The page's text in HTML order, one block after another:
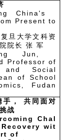
China's
Present to
旦大学文科资
院长 张 军
Jun,
Professor of
and Social
of School
Fudan
手， 共同面对
战
Chal
wit
of